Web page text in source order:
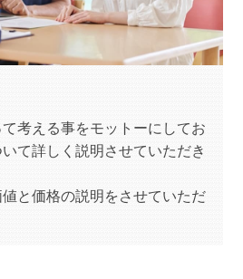
考える事をモットーにしてお
て詳しく説明させていただき
と価格の説明をさせていただ